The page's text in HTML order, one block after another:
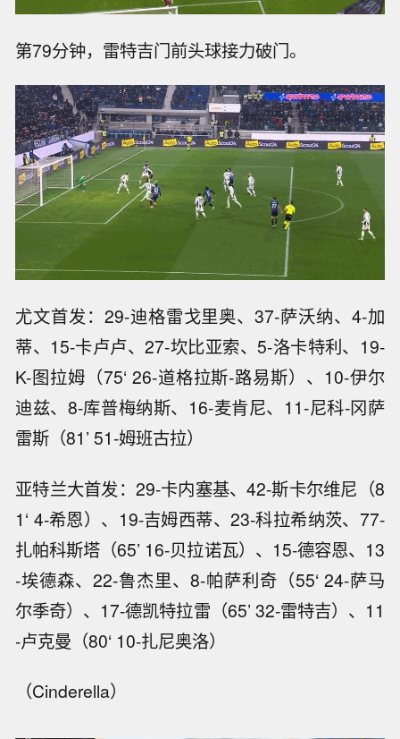
第79分钟，雷特吉门前头球接力破门。
尤文首发：29-迪格雷戈里奥、37-萨沃纳、4-加
蒂、15-卡卢卢、27-坎比亚索、5-洛卡特利、19-
K-图拉姆（75‘ 26-道格拉斯-路易斯）、10-伊尔
迪兹、8-库普梅纳斯、16-麦肯尼、11-尼科-冈萨
雷斯（81’ 51-姆班古拉）
亚特兰大首发：29-卡内塞基、42-斯卡尔维尼（8
1‘ 4-希恩）、19-吉姆西蒂、23-科拉希纳茨、77-
扎帕科斯塔（65’ 16-贝拉诺瓦）、15-德容恩、13
-埃德森、22-鲁杰里、8-帕萨利奇（55‘ 24-萨马
尔季奇）、17-德凯特拉雷（65’ 32-雷特吉）、11
-卢克曼（80‘ 10-扎尼奥洛）
（Cinderella）